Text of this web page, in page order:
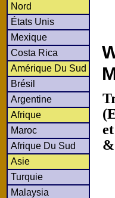
Nord
États Unis
Mexique
Costa Rica
Amérique Du Sud
Brésil
Argentine
Afrique
Maroc
Afrique Du Sud
Asie
Turquie
Malaysia